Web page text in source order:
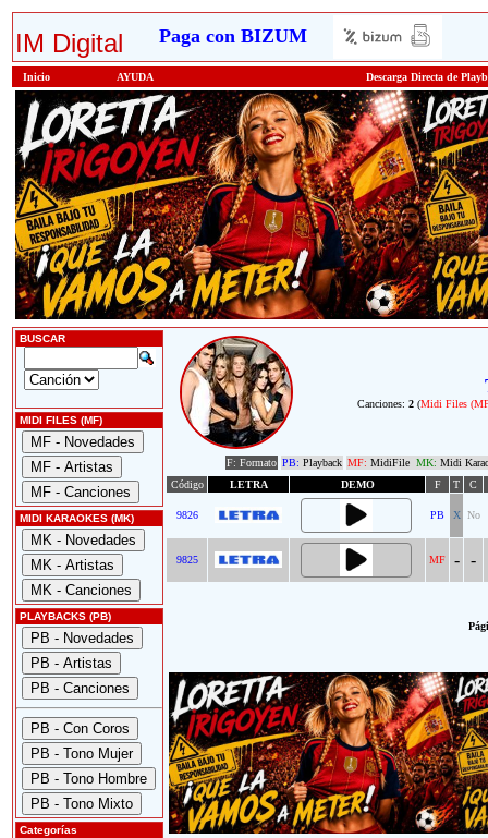
IM Digital Paga con BIZUM
Inicio AYUDA Descarga Directa de
BUSCAR
MIDI FILES (MF)
MIDI KARAOKES (MK)
PLAYBACKS (PB)
Categorías
Canciones: 2 (Midi Files
F: Formato PB: Playback MF: MidiFile MK: Midi
Código
LETRA DEMO F T C
9826 PB X No
9825 MF - -